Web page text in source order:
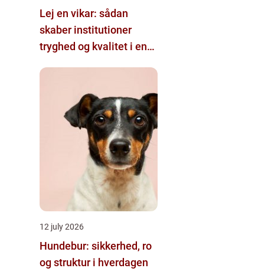
Lej en vikar: sådan
skaber institutioner
tryghed og kvalitet i en
12 july 2026
Hundebur: sikkerhed, ro
og struktur i hverdagen